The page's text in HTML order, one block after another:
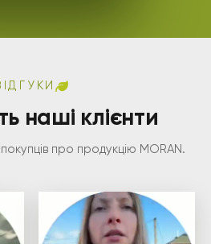
наші клієнти
покупців про продукцію MORAN.